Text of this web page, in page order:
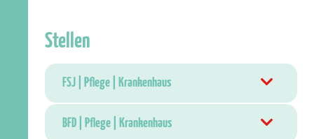
Stellen
FSJ | Pflege | Krankenhaus
BFD | Pflege | Krankenhaus